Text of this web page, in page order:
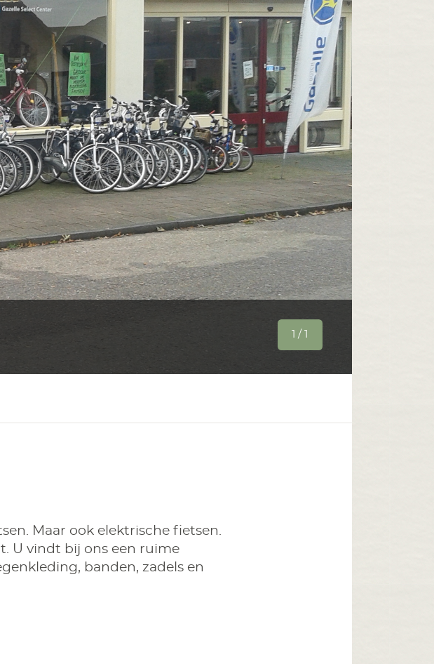
1 / 1
Maar ook elektrische fietsen.
U vindt bij ons een ruime
banden, zadels en